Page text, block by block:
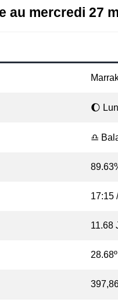
au mercredi 27
🌔
♎
17:15
11.68
28.68º